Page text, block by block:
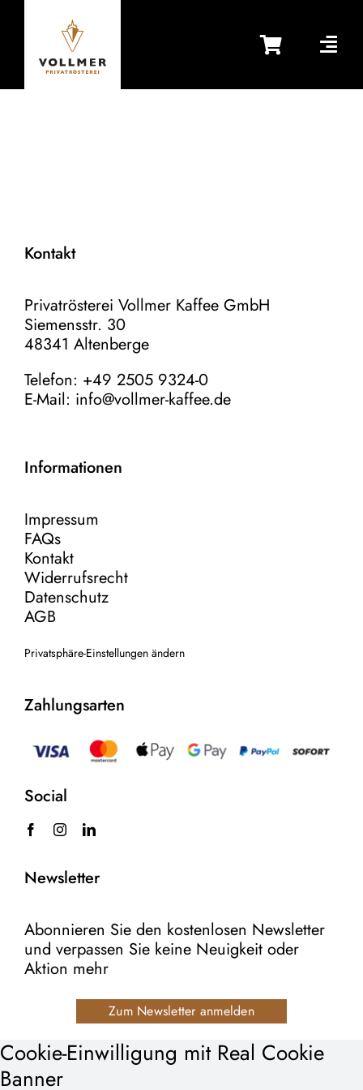
springen
Kontakt
Privatrösterei Vollmer Kaffee GmbH
Siemensstr. 30
48341 Altenberge
Telefon: +49 2505 9324-0
E-Mail: info@vollmer-kaffee.de
Informationen
Impressum
FAQs
Kontakt
Widerrufsrecht
Datenschutz
AGB
Privatsphäre-Einstellungen ändern
Zahlungsarten
Social
Newsletter
Abonnieren Sie den kostenlosen Newsletter
und verpassen Sie keine Neuigkeit oder
Aktion mehr
Zum Newsletter anmelden
Cookie-Einwilligung mit Real Cookie
Banner